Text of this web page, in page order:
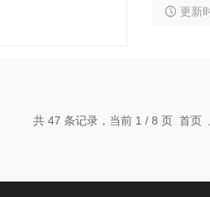
更新
共 47 条记录，当前 1 / 8 页 首页